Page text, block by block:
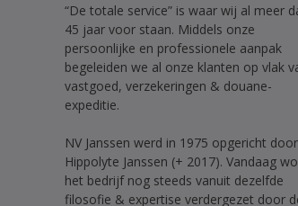
“De totale service” is waar wij al meer
45 jaar voor staan. Middels onze
persoonlijke en professionele aanpak
begeleiden we al onze klanten op vlak
vastgoed, verzekeringen & douane-
expeditie.
NV Janssen werd in 1975 opgericht door
Hippolyte Janssen (+ 2017). Vandaag
het bedrijf nog steeds vanuit dezelfde
filosofie & expertise verdergezet door